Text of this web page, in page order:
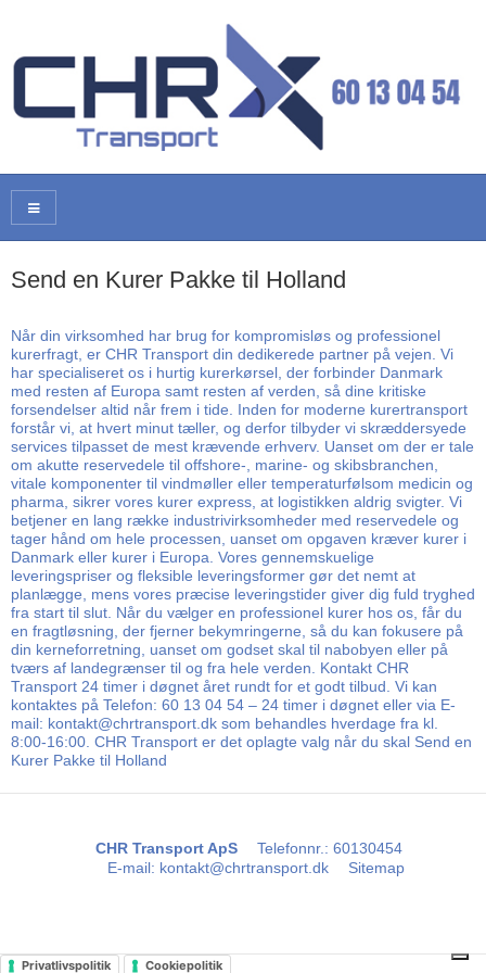
Send en Kurer Pakke til Holland
Når din virksomhed har brug for kompromisløs og professionel
kurerfragt, er CHR Transport din dedikerede partner på vejen. Vi
har specialiseret os i hurtig kurerkørsel, der forbinder Danmark
med resten af Europa samt resten af verden, så dine kritiske
forsendelser altid når frem i tide. Inden for moderne kurertransport
forstår vi, at hvert minut tæller, og derfor tilbyder vi skræddersyede
services tilpasset de mest krævende erhverv. Uanset om der er tale
om akutte reservedele til offshore-, marine- og skibsbranchen,
vitale komponenter til vindmøller eller temperaturfølsom medicin og
pharma, sikrer vores kurer express, at logistikken aldrig svigter. Vi
betjener en lang række industrivirksomheder med reservedele og
tager hånd om hele processen, uanset om opgaven kræver kurer i
Danmark eller kurer i Europa. Vores gennemskuelige
leveringspriser og fleksible leveringsformer gør det nemt at
planlægge, mens vores præcise leveringstider giver dig fuld tryghed
fra start til slut. Når du vælger en professionel kurer hos os, får du
en fragtløsning, der fjerner bekymringerne, så du kan fokusere på
din kerneforretning, uanset om godset skal til nabobyen eller på
tværs af landegrænser til og fra hele verden. Kontakt CHR
Transport 24 timer i døgnet året rundt for et godt tilbud. Vi kan
kontaktes på Telefon: 60 13 04 54 – 24 timer i døgnet eller via E-
mail: kontakt@chrtransport.dk som behandles hverdage fra kl.
8:00-16:00. CHR Transport er det oplagte valg når du skal Send en
Kurer Pakke til Holland
CHR Transport ApS Telefonnr.: 60130454
E-mail: kontakt@chrtransport.dk Sitemap
Privatlivspolitik Cookiepolitik